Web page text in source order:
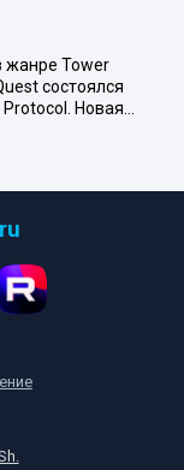
жанре Tower
состоялся
Новая…